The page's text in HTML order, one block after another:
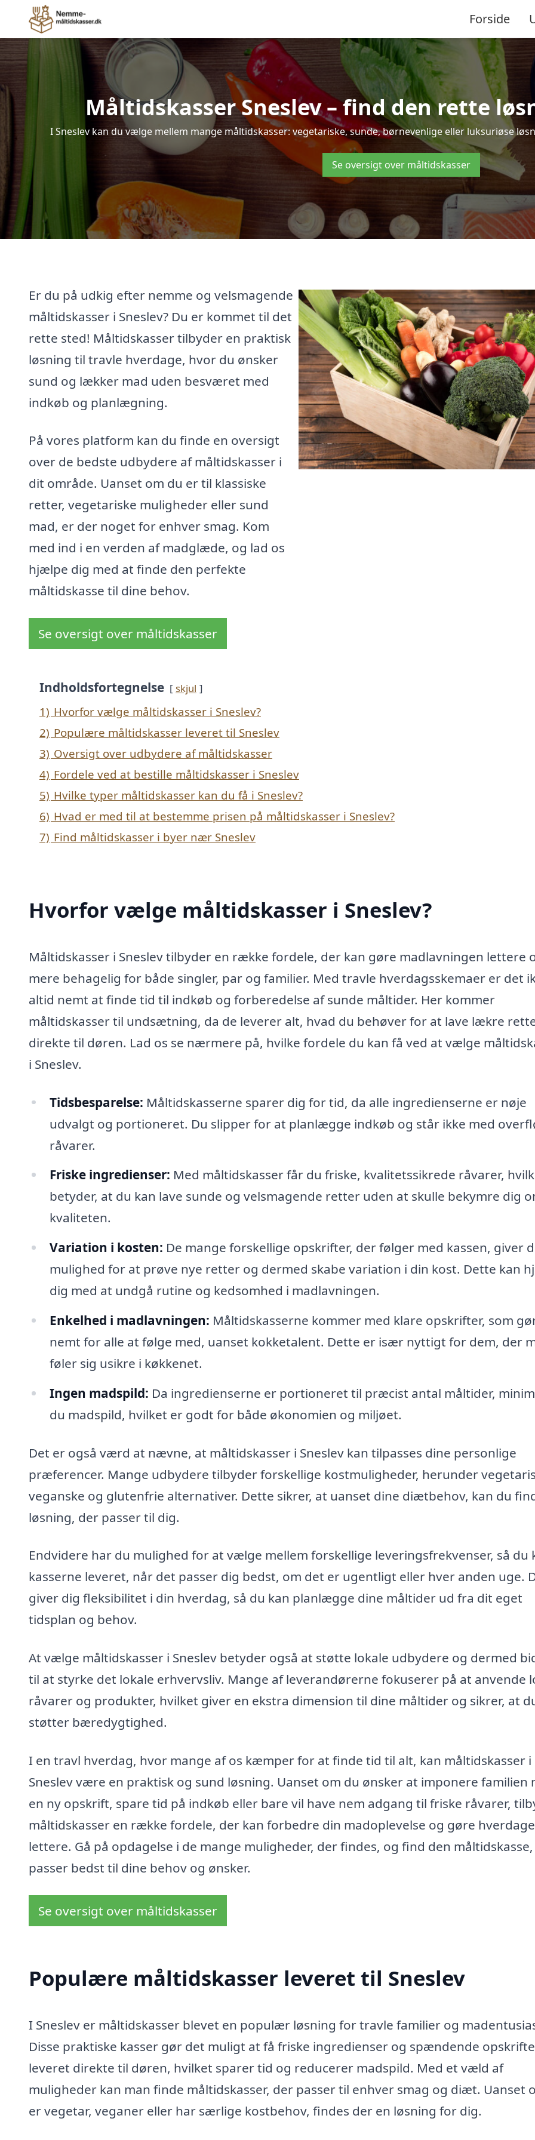
Forside
Måltidskasser Sneslev – find den rette
I Sneslev kan du vælge mellem mange måltidskasser: vegetariske, sunde, børnevenlige eller luksuriøse
Se oversigt over måltidskasser
Er du på udkig efter nemme og velsmagende
måltidskasser i Sneslev? Du er kommet til det
rette sted! Måltidskasser tilbyder en praktisk
løsning til travle hverdage, hvor du ønsker
sund og lækker mad uden besværet med
indkøb og planlægning.
På vores platform kan du finde en oversigt
over de bedste udbydere af måltidskasser i
dit område. Uanset om du er til klassiske
retter, vegetariske muligheder eller sund
mad, er der noget for enhver smag. Kom
med ind i en verden af madglæde, og lad os
hjælpe dig med at finde den perfekte
måltidskasse til dine behov.
Se oversigt over måltidskasser
Indholdsfortegnelse skjul
1) Hvorfor vælge måltidskasser i Sneslev?
2) Populære måltidskasser leveret til Sneslev
3) Oversigt over udbydere af måltidskasser
4) Fordele ved at bestille måltidskasser i Sneslev
5) Hvilke typer måltidskasser kan du få i Sneslev?
6) Hvad er med til at bestemme prisen på måltidskasser i Sneslev?
7) Find måltidskasser i byer nær Sneslev
Hvorfor vælge måltidskasser i Sneslev?
Måltidskasser i Sneslev tilbyder en række fordele, der kan gøre madlavningen lettere
mere behagelig for både singler, par og familier. Med travle hverdagsskemaer er det
altid nemt at finde tid til indkøb og forberedelse af sunde måltider. Her kommer
måltidskasser til undsætning, da de leverer alt, hvad du behøver for at lave lækre
direkte til døren. Lad os se nærmere på, hvilke fordele du kan få ved at vælge
i Sneslev.
Tidsbesparelse: Måltidskasserne sparer dig for tid, da alle ingredienserne er nøje
udvalgt og portioneret. Du slipper for at planlægge indkøb og står ikke med
råvarer.
Friske ingredienser: Med måltidskasser får du friske, kvalitetssikrede råvarer,
betyder, at du kan lave sunde og velsmagende retter uden at skulle bekymre dig
kvaliteten.
Variation i kosten: De mange forskellige opskrifter, der følger med kassen, giver
mulighed for at prøve nye retter og dermed skabe variation i din kost. Dette kan
dig med at undgå rutine og kedsomhed i madlavningen.
Enkelhed i madlavningen: Måltidskasserne kommer med klare opskrifter, som
nemt for alle at følge med, uanset kokketalent. Dette er især nyttigt for dem, der
føler sig usikre i køkkenet.
Ingen madspild: Da ingredienserne er portioneret til præcist antal måltider,
du madspild, hvilket er godt for både økonomien og miljøet.
Det er også værd at nævne, at måltidskasser i Sneslev kan tilpasses dine personlige
præferencer. Mange udbydere tilbyder forskellige kostmuligheder, herunder
veganske og glutenfrie alternativer. Dette sikrer, at uanset dine diætbehov, kan du
løsning, der passer til dig.
Endvidere har du mulighed for at vælge mellem forskellige leveringsfrekvenser, så du
kasserne leveret, når det passer dig bedst, om det er ugentligt eller hver anden uge.
giver dig fleksibilitet i din hverdag, så du kan planlægge dine måltider ud fra dit eget
tidsplan og behov.
At vælge måltidskasser i Sneslev betyder også at støtte lokale udbydere og dermed
til at styrke det lokale erhvervsliv. Mange af leverandørerne fokuserer på at anvende
råvarer og produkter, hvilket giver en ekstra dimension til dine måltider og sikrer, at
støtter bæredygtighed.
I en travl hverdag, hvor mange af os kæmper for at finde tid til alt, kan måltidskasser i
Sneslev være en praktisk og sund løsning. Uanset om du ønsker at imponere familien
en ny opskrift, spare tid på indkøb eller bare vil have nem adgang til friske råvarer,
måltidskasser en række fordele, der kan forbedre din madoplevelse og gøre
lettere. Gå på opdagelse i de mange muligheder, der findes, og find den
passer bedst til dine behov og ønsker.
Se oversigt over måltidskasser
Populære måltidskasser leveret til Sneslev
I Sneslev er måltidskasser blevet en populær løsning for travle familier og
Disse praktiske kasser gør det muligt at få friske ingredienser og spændende
leveret direkte til døren, hvilket sparer tid og reducerer madspild. Med et væld af
muligheder kan man finde måltidskasser, der passer til enhver smag og diæt. Uanset
er vegetar, veganer eller har særlige kostbehov, findes der en løsning for dig.